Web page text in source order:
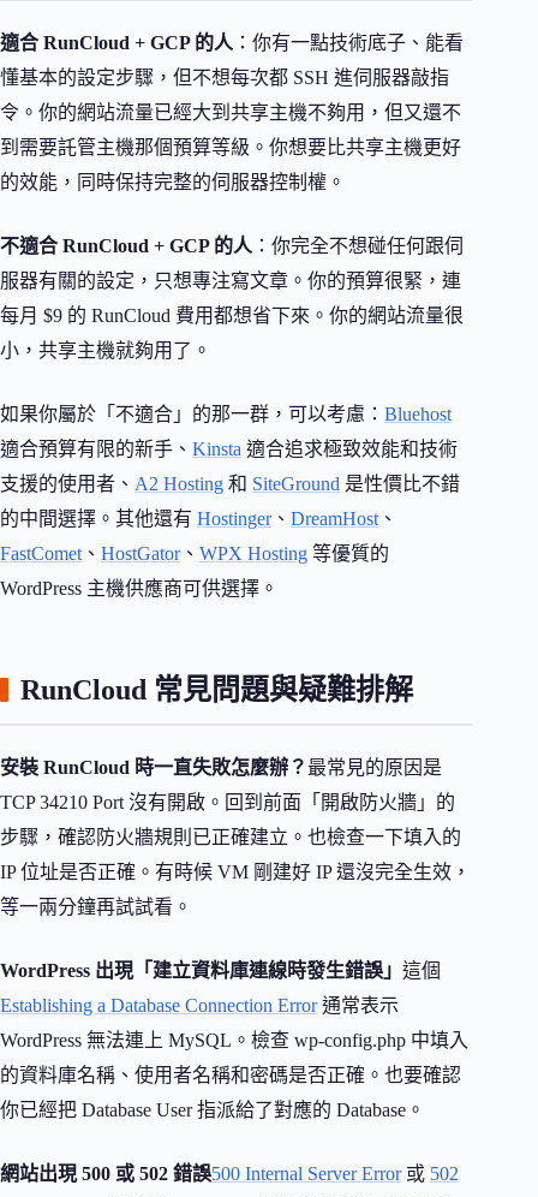
適合 RunCloud + GCP 的人 ：你有一點技術底子、能看
懂基本的設定步驟，但不想每次都 SSH 進伺服器敲指
令。你的網站流量已經大到共享主機不夠用，但又還不
到需要託管主機那個預算等級。你想要比共享主機更好
的效能，同時保持完整的伺服器控制權。
不適合 RunCloud + GCP 的人 ：你完全不想碰任何跟伺
服器有關的設定，只想專注寫文章。你的預算很緊，連
每月 $9 的 RunCloud 費用都想省下來。你的網站流量很
小，共享主機就夠用了。
如果你屬於「不適合」的那一群，可以考慮： Bluehost
適合預算有限的新手、 Kinsta 適合追求極致效能和技術
支援的使用者、 A2 Hosting 和 SiteGround 是性價比不錯
的中間選擇。其他還有 Hostinger、 DreamHost 、
FastComet 、 HostGator、 WPX Hosting 等優質的
WordPress 主機供應商可供選擇。
RunCloud 常見問題與疑難排解
安裝 RunCloud 時一直失敗怎麼辦？ 最常見的原因是
TCP 34210 Port 沒有開啟。回到前面「開啟防火牆」的
步驟，確認防火牆規則已正確建立。也檢查一下填入的
IP 位址是否正確。有時候 VM 剛建好 IP 還沒完全生效，
等一兩分鐘再試試看。
WordPress 出現「建立資料庫連線時發生錯誤」 這個
Establishing a Database Connection Error通常表示
WordPress 無法連上 MySQL。檢查 wp-config.php 中填入
的資料庫名稱、使用者名稱和密碼是否正確。也要確認
你已經把 Database User 指派給了對應的 Database。
網站出現 500 或 502 錯誤500 Internal Server Error或 502